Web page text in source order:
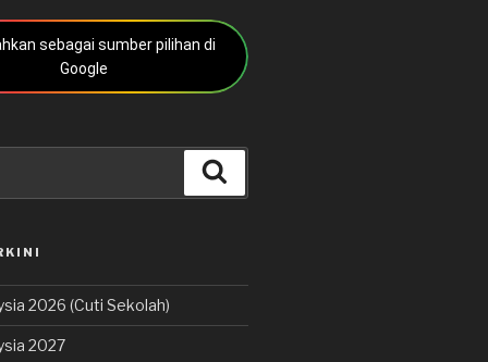
sebagai sumber pilihan di
Google
2026 (Cuti Sekolah)
2027